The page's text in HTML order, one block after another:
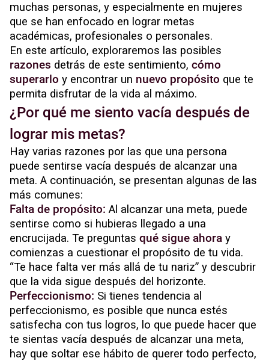
muchas personas, y especialmente en mujeres
que se han enfocado en lograr metas
académicas, profesionales o personales.
En este artículo, exploraremos las posibles
razones detrás de este sentimiento, cómo
superarlo y encontrar un nuevo propósito que te
permita disfrutar de la vida al máximo.
¿Por qué me siento vacía después de
lograr mis metas?
Hay varias razones por las que una persona
puede sentirse vacía después de alcanzar una
meta. A continuación, se presentan algunas de las
más comunes:
Falta de propósito: Al alcanzar una meta, puede
sentirse como si hubieras llegado a una
encrucijada. Te preguntas qué sigue ahora y
comienzas a cuestionar el propósito de tu vida.
“Te hace falta ver más allá de tu nariz” y descubrir
que la vida sigue después del horizonte.
Perfeccionismo: Si tienes tendencia al
perfeccionismo, es posible que nunca estés
satisfecha con tus logros, lo que puede hacer que
te sientas vacía después de alcanzar una meta,
hay que soltar ese hábito de querer todo perfecto,